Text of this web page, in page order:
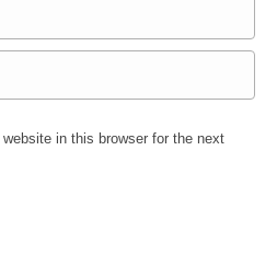
in this browser for the next